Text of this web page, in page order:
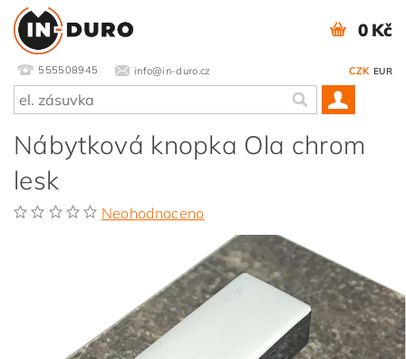
555508945 info@in-duro.cz CZK EUR
0 Kč
Nábytková knopka Ola chrom
lesk
Neohodnoceno